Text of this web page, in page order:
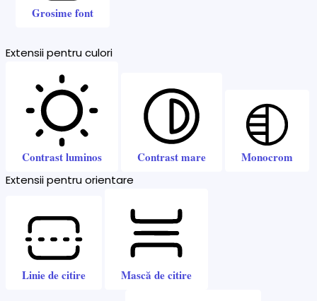
Grosime font
Extensii pentru culori
Contrast luminos Contrast mare Monocrom
Extensii pentru orientare
Linie de citire Mască de citire